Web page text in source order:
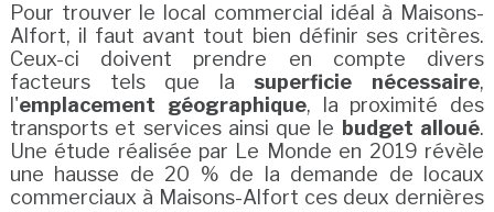
Pour trouver le local commercial idéal à Maisons-
Alfort, il faut avant tout bien définir ses critères.
Ceux-ci doivent prendre en compte divers
facteurs tels que la superficie nécessaire,
l'emplacement géographique, la proximité des
transports et services ainsi que le budget alloué.
Une étude réalisée par Le Monde en 2019 révèle
une hausse de 20 % de la demande de locaux
commerciaux à Maisons-Alfort ces deux dernières